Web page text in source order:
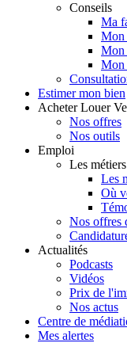
Conseils
Ma
Mon
Mon
Mon
Estimer mon bien
Acheter Louer
Nos offres
Nos outils
Emploi
Les
Les
Où
Nos offres
Actualités
Podcasts
Vidéos
Prix de
Nos actus
Centre de
Mes alertes